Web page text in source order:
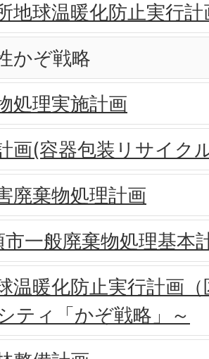
地球温暖化防止実行
かぞ戦略
処理実施計画
画(容器包装リサイク
廃棄物処理計画
一般廃棄物処理基本
温暖化防止実行計画
ティ「かぞ戦略」～